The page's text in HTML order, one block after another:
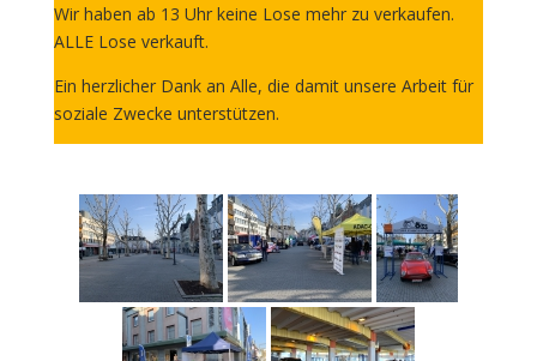
Wir haben ab 13 Uhr keine Lose mehr zu verkaufen.
ALLE Lose verkauft.
Ein herzlicher Dank an Alle, die damit unsere Arbeit für
soziale Zwecke unterstützen.